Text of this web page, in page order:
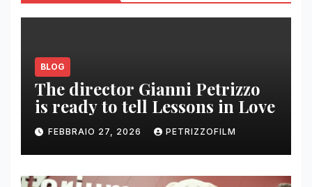
BLOG
The director Gianni Petrizzo
is ready to tell Lessons in Love
FEBBRAIO 27, 2026 PETRIZZOFILM